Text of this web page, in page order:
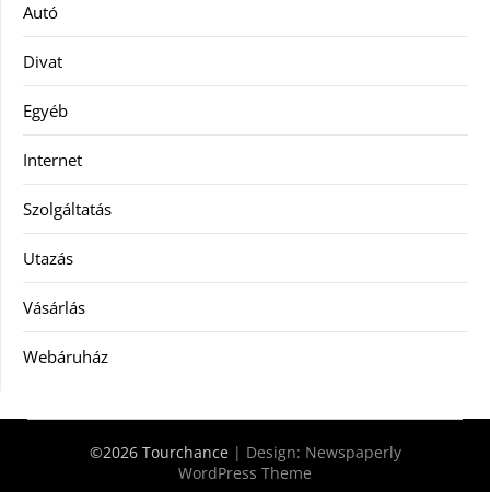
Autó
Divat
Egyéb
Internet
Szolgáltatás
Utazás
Vásárlás
Webáruház
©2026 Tourchance | Design: Newspaperly
WordPress Theme